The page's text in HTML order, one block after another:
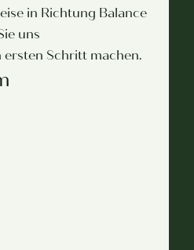
in Richtung Balance
uns
ersten Schritt machen.